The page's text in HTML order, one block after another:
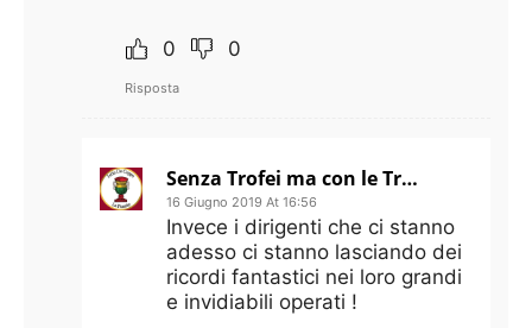
0 0
Risposta
Senza Trofei ma con le Trofie
16 Giugno 2019 At 16:56
Invece i dirigenti che ci stanno
adesso ci stanno lasciando dei
ricordi fantastici nei loro grandi
e invidiabili operati !